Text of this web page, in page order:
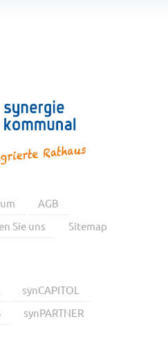
AGB
Sie uns Sitemap
synCAPITOL
synPARTNER